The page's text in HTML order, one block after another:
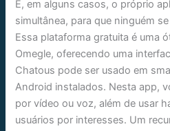
E, em alguns casos, o próprio
simultânea, para que ninguém
Essa plataforma gratuita é uma
Omegle, oferecendo uma
Chatous pode ser usado em
Android instalados. Nesta app,
por vídeo ou voz, além de usar
usuários por interesses. Um